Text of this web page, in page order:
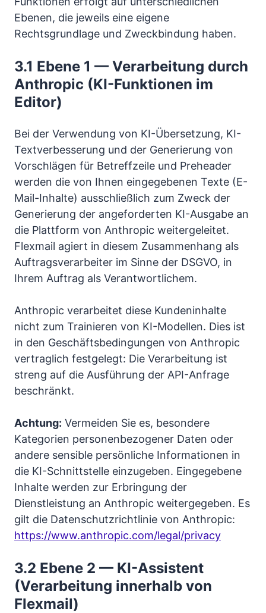
Ebenen, die jeweils eine eigene
Rechtsgrundlage und Zweckbindung haben.
3.1 Ebene 1 — Verarbeitung durch
Anthropic (KI-Funktionen im
Editor)
Bei der Verwendung von KI-Übersetzung, KI-
Textverbesserung und der Generierung von
Vorschlägen für Betreffzeile und Preheader
werden die von Ihnen eingegebenen Texte (E-
Mail-Inhalte) ausschließlich zum Zweck der
Generierung der angeforderten KI-Ausgabe an
die Plattform von Anthropic weitergeleitet.
Flexmail agiert in diesem Zusammenhang als
Auftragsverarbeiter im Sinne der DSGVO, in
Ihrem Auftrag als Verantwortlichem.
Anthropic verarbeitet diese Kundeninhalte
nicht zum Trainieren von KI-Modellen. Dies ist
in den Geschäftsbedingungen von Anthropic
vertraglich festgelegt: Die Verarbeitung ist
streng auf die Ausführung der API-Anfrage
beschränkt.
Achtung: Vermeiden Sie es, besondere
Kategorien personenbezogener Daten oder
andere sensible persönliche Informationen in
die KI-Schnittstelle einzugeben. Eingegebene
Inhalte werden zur Erbringung der
Dienstleistung an Anthropic weitergegeben. Es
gilt die Datenschutzrichtlinie von Anthropic:
https://www.anthropic.com/legal/privacy
3.2 Ebene 2 — KI-Assistent
(Verarbeitung innerhalb von
Flexmail)